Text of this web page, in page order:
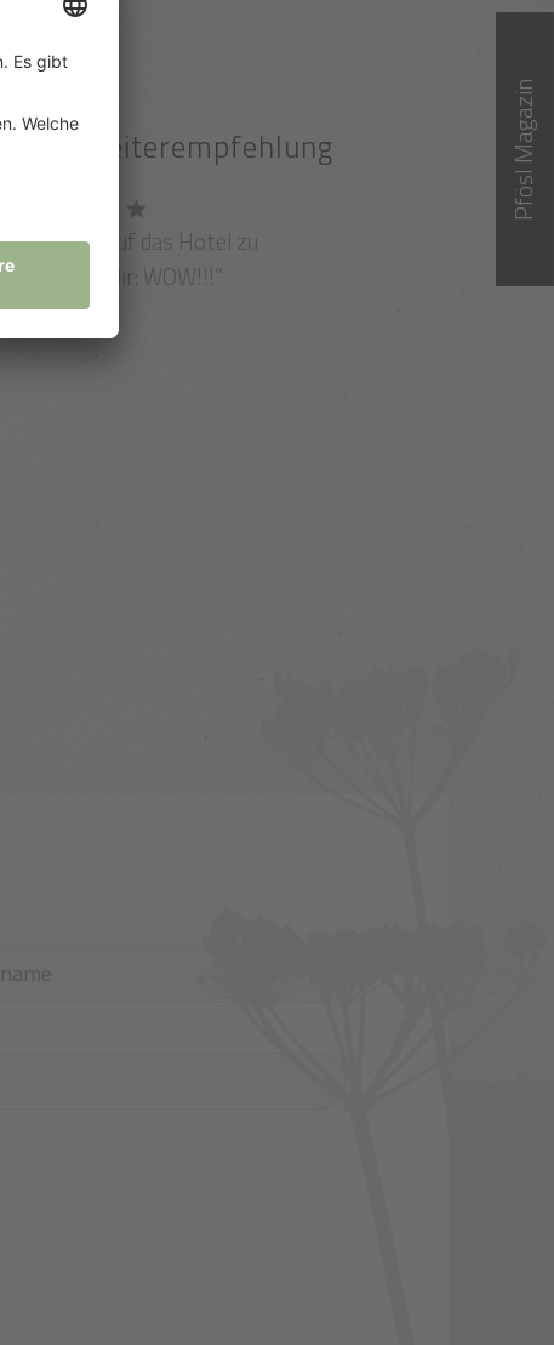
Pfösl Magazin
100% Weiterempfehlung
“Du fährst auf das Hotel zu
und denkst dir: WOW!!!”